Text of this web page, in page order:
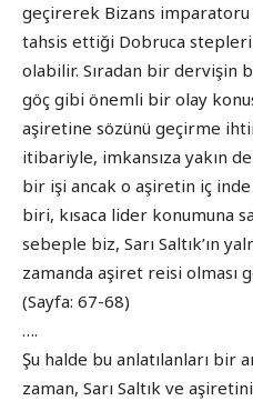
geçirerek Bizans
tahsis ettiği Dobruca
olabilir. Sıradan bir dervişin
göç gibi önemli bir olay
aşiretine sözünü geçirme
itibariyle, imkansıza yakın
bir işi ancak o aşiretin iç
biri, kısaca lider konumuna
sebeple biz, Sarı Saltık’ın
zamanda aşiret reisi olması
(Sayfa: 67-68)
….
Şu halde bu anlatılanları bir
zaman, Sarı Saltık ve